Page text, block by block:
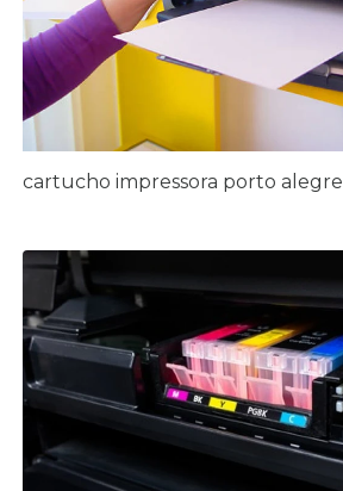
cartucho impressora porto alegre